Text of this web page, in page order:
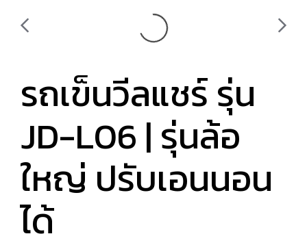
รถเข็นวีลแชร์ รุ่น
JD-L06 | รุ่นล้อ
ใหญ่ ปรับเอนนอน
ได้